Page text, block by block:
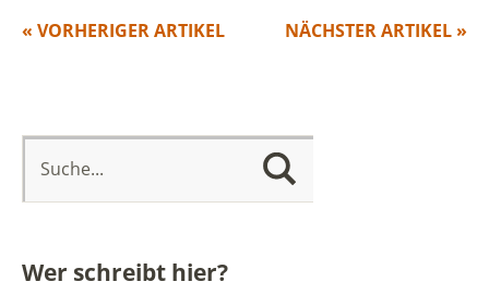
NÄCHSTER ARTIKEL »
« VORHERIGER ARTIKEL
Wer schreibt hier?